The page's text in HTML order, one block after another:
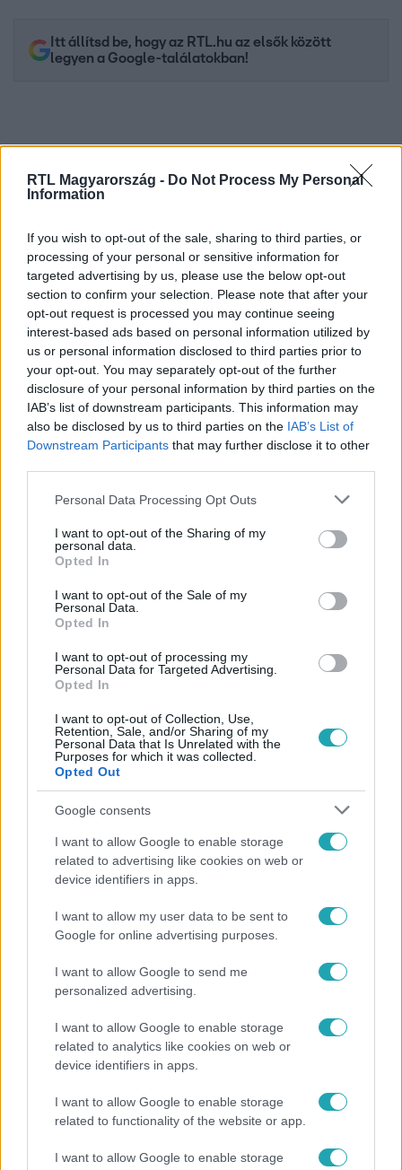
RTL Magyarország - Do Not Process My Personal
Information
If you wish to opt-out of the sale, sharing to third parties, or
processing of your personal or sensitive information for
targeted advertising by us, please use the below opt-out
section to confirm your selection. Please note that after your
opt-out request is processed you may continue seeing
interest-based ads based on personal information utilized by
us or personal information disclosed to third parties prior to
your opt-out. You may separately opt-out of the further
disclosure of your personal information by third parties on the
IAB’s list of downstream participants. This information may
also be disclosed by us to third parties on the IAB’s List of
Downstream Participants that may further disclose it to other
Please note that this website/app uses one or more Google
not limited to your visit or usage behaviour. You may click to
grant or deny consent to Google and its third-party tags to
use your data for below specified purposes in below Google
consent section.
Personal Data Processing Opt Outs
I want to opt-out of the Sharing of my
personal data.
Opted In
I want to opt-out of the Sale of my
Personal Data.
Opted In
I want to opt-out of processing my
Personal Data for Targeted Advertising.
Opted In
I want to opt-out of Collection, Use,
Retention, Sale, and/or Sharing of my
Personal Data that Is Unrelated with the
Purposes for which it was collected.
Opted Out
Google consents
I want to allow Google to enable storage
related to advertising like cookies on web or
device identifiers in apps.
I want to allow my user data to be sent to
Google for online advertising purposes.
I want to allow Google to send me
personalized advertising.
I want to allow Google to enable storage
related to analytics like cookies on web or
device identifiers in apps.
I want to allow Google to enable storage
related to functionality of the website or app.
I want to allow Google to enable storage
Itt állítsd be, hogy az RTL.hu az elsők között
legyen a Google-találatokban!
Kövess minket, és értesülj a friss hírekről a
Facebookon is!
Követem
Népszerű
Reggeli
„Ha olyan ember keresne meg, akkor sem
vállalnám!” – Détár Enikő megszólalt a politikai